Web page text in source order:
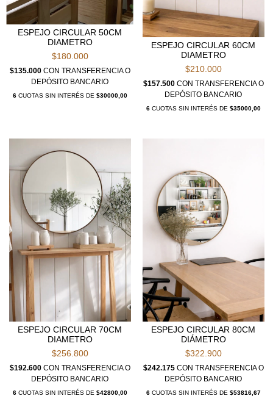
ESPEJO CIRCULAR 50CM
DIAMETRO
$180.000
$135.000 CON TRANSFERENCIA O
DEPÓSITO BANCARIO
6CUOTAS SIN INTERÉS DE $30000,00
ESPEJO CIRCULAR 60CM
DIAMETRO
$210.000
$157.500 CON TRANSFERENCIA O
DEPÓSITO BANCARIO
6CUOTAS SIN INTERÉS DE $35000,00
ESPEJO CIRCULAR 70CM
DIAMETRO
$256.800
$192.600 CON TRANSFERENCIA O
DEPÓSITO BANCARIO
6CUOTAS SIN INTERÉS DE $42800,00
ESPEJO CIRCULAR 80CM
DIÁMETRO
$322.900
$242.175 CON TRANSFERENCIA O
DEPÓSITO BANCARIO
6CUOTAS SIN INTERÉS DE $53816,67